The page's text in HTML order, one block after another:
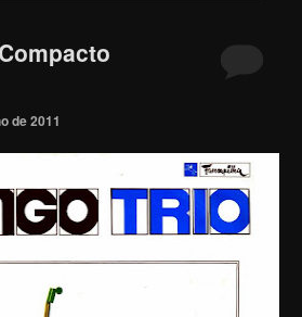
de 2011